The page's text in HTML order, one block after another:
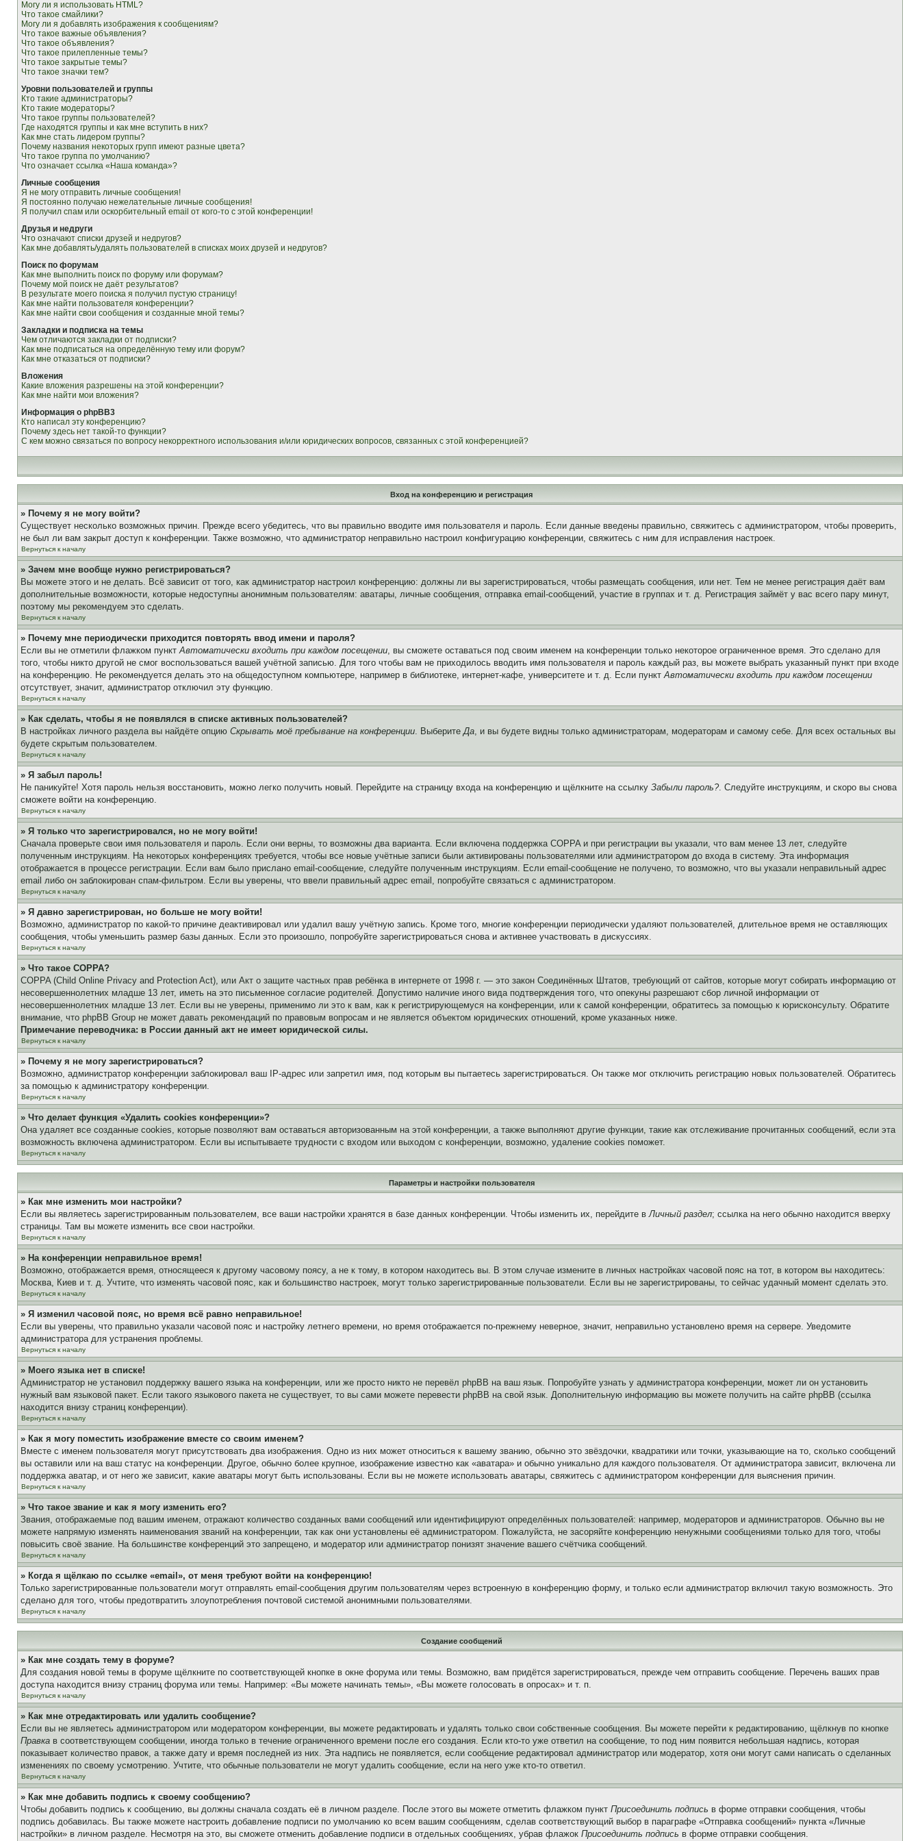
Могу ли я использовать HTML?
Что такое смайлики?
Могу ли я добавлять изображения к сообщениям?
Что такое важные объявления?
Что такое объявления?
Что такое прилепленные темы?
Что такое закрытые темы?
Что такое значки тем?
Уровни пользователей и группы
Кто такие администраторы?
Кто такие модераторы?
Что такое группы пользователей?
Где находятся группы и как мне вступить в них?
Как мне стать лидером группы?
Почему названия некоторых групп имеют разные цвета?
Что такое группа по умолчанию?
Что означает ссылка «Наша команда»?
Личные сообщения
Я не могу отправить личные сообщения!
Я постоянно получаю нежелательные личные сообщения!
Я получил спам или оскорбительный email от кого-то с этой конференции!
Друзья и недруги
Что означают списки друзей и недругов?
Как мне добавлять/удалять пользователей в списках моих друзей и недругов?
Поиск по форумам
Как мне выполнить поиск по форуму или форумам?
Почему мой поиск не даёт результатов?
В результате моего поиска я получил пустую страницу!
Как мне найти пользователя конференции?
Как мне найти свои сообщения и созданные мной темы?
Закладки и подписка на темы
Чем отличаются закладки от подписки?
Как мне подписаться на определённую тему или форум?
Как мне отказаться от подписки?
Вложения
Какие вложения разрешены на этой конференции?
Как мне найти мои вложения?
Информация о phpBB3
Кто написал эту конференцию?
Почему здесь нет такой-то функции?
С кем можно связаться по вопросу некорректного использования и/или юридических вопросов, связанных с этой конференцией?
Вход на конференцию и регистрация
» Почему я не могу войти?
Существует несколько возможных причин. Прежде всего убедитесь, что вы правильно вводите имя пользователя и пароль. Если данные введены правильно, свяжитесь с администратором, чтобы проверить,
не был ли вам закрыт доступ к конференции. Также возможно, что администратор неправильно настроил конфигурацию конференции, свяжитесь с ним для исправления настроек.
Вернуться к началу
» Зачем мне вообще нужно регистрироваться?
Вы можете этого и не делать. Всё зависит от того, как администратор настроил конференцию: должны ли вы зарегистрироваться, чтобы размещать сообщения, или нет. Тем не менее регистрация даёт вам
дополнительные возможности, которые недоступны анонимным пользователям: аватары, личные сообщения, отправка email-сообщений, участие в группах и т. д. Регистрация займёт у вас всего пару минут,
поэтому мы рекомендуем это сделать.
Вернуться к началу
» Почему мне периодически приходится повторять ввод имени и пароля?
Если вы не отметили флажком пунктАвтоматически входить при каждом посещении, вы сможете оставаться под своим именем на конференции только некоторое ограниченное время. Это сделано для
того, чтобы никто другой не смог воспользоваться вашей учётной записью. Для того чтобы вам не приходилось вводить имя пользователя и пароль каждый раз, вы можете выбрать указанный пункт при входе
на конференцию. Не рекомендуется делать это на общедоступном компьютере, например в библиотеке, интернет-кафе, университете и т. д. Если пунктАвтоматически входить при каждом посещении
отсутствует, значит, администратор отключил эту функцию.
Вернуться к началу
» Как сделать, чтобы я не появлялся в списке активных пользователей?
В настройках личного раздела вы найдёте опцию Скрывать моё пребывание на конференции. ВыберитеДа, и вы будете видны только администраторам, модераторам и самому себе. Для всех остальных вы
будете скрытым пользователем.
Вернуться к началу
» Я забыл пароль!
Не паникуйте! Хотя пароль нельзя восстановить, можно легко получить новый. Перейдите на страницу входа на конференцию и щёлкните на ссылку Забыли пароль?. Следуйте инструкциям, и скоро вы снова
сможете войти на конференцию.
Вернуться к началу
» Я только что зарегистрировался, но не могу войти!
Сначала проверьте свои имя пользователя и пароль. Если они верны, то возможны два варианта. Если включена поддержка COPPA и при регистрации вы указали, что вам менее 13 лет, следуйте
полученным инструкциям. На некоторых конференциях требуется, чтобы все новые учётные записи были активированы пользователями или администратором до входа в систему. Эта информация
отображается в процессе регистрации. Если вам было прислано email-сообщение, следуйте полученным инструкциям. Если email-сообщение не получено, то возможно, что вы указали неправильный адрес
email либо он заблокирован спам-фильтром. Если вы уверены, что ввели правильный адрес email, попробуйте связаться с администратором.
Вернуться к началу
» Я давно зарегистрирован, но больше не могу войти!
Возможно, администратор по какой-то причине деактивировал или удалил вашу учётную запись. Кроме того, многие конференции периодически удаляют пользователей, длительное время не оставляющих
сообщения, чтобы уменьшить размер базы данных. Если это произошло, попробуйте зарегистрироваться снова и активнее участвовать в дискуссиях.
Вернуться к началу
» Что такое COPPA?
COPPA (Child Online Privacy and Protection Act), или Акт о защите частных прав ребёнка в интернете от 1998 г. — это закон Соединённых Штатов, требующий от сайтов, которые могут собирать информацию от
несовершеннолетних младше 13 лет, иметь на это письменное согласие родителей. Допустимо наличие иного вида подтверждения того, что опекуны разрешают сбор личной информации от
несовершеннолетних младше 13 лет. Если вы не уверены, применимо ли это к вам, как к регистрирующемуся на конференции, или к самой конференции, обратитесь за помощью к юрисконсульту. Обратите
внимание, что phpBB Group не может давать рекомендаций по правовым вопросам и не является объектом юридических отношений, кроме указанных ниже.
Примечание переводчика: в России данный акт не имеет юридической силы.
Вернуться к началу
» Почему я не могу зарегистрироваться?
Возможно, администратор конференции заблокировал ваш IP-адрес или запретил имя, под которым вы пытаетесь зарегистрироваться. Он также мог отключить регистрацию новых пользователей. Обратитесь
за помощью к администратору конференции.
Вернуться к началу
» Что делает функция «Удалить cookies конференции»?
Она удаляет все созданные cookies, которые позволяют вам оставаться авторизованным на этой конференции, а также выполняют другие функции, такие как отслеживание прочитанных сообщений, если эта
возможность включена администратором. Если вы испытываете трудности с входом или выходом с конференции, возможно, удаление cookies поможет.
Вернуться к началу
Параметры и настройки пользователя
» Как мне изменить мои настройки?
Если вы являетесь зарегистрированным пользователем, все ваши настройки хранятся в базе данных конференции. Чтобы изменить их, перейдите вЛичный раздел; ссылка на него обычно находится вверху
страницы. Там вы можете изменить все свои настройки.
Вернуться к началу
» На конференции неправильное время!
Возможно, отображается время, относящееся к другому часовому поясу, а не к тому, в котором находитесь вы. В этом случае измените в личных настройках часовой пояс на тот, в котором вы находитесь:
Москва, Киев и т. д. Учтите, что изменять часовой пояс, как и большинство настроек, могут только зарегистрированные пользователи. Если вы не зарегистрированы, то сейчас удачный момент сделать это.
Вернуться к началу
» Я изменил часовой пояс, но время всё равно неправильное!
Если вы уверены, что правильно указали часовой пояс и настройку летнего времени, но время отображается по-прежнему неверное, значит, неправильно установлено время на сервере. Уведомите
администратора для устранения проблемы.
Вернуться к началу
» Моего языка нет в списке!
Администратор не установил поддержку вашего языка на конференции, или же просто никто не перевёл phpBB на ваш язык. Попробуйте узнать у администратора конференции, может ли он установить
нужный вам языковой пакет. Если такого языкового пакета не существует, то вы сами можете перевести phpBB на свой язык. Дополнительную информацию вы можете получить на сайте phpBB (ссылка
находится внизу страниц конференции).
Вернуться к началу
» Как я могу поместить изображение вместе со своим именем?
Вместе с именем пользователя могут присутствовать два изображения. Одно из них может относиться к вашему званию, обычно это звёздочки, квадратики или точки, указывающие на то, сколько сообщений
вы оставили или на ваш статус на конференции. Другое, обычно более крупное, изображение известно как «аватара» и обычно уникально для каждого пользователя. От администратора зависит, включена ли
поддержка аватар, и от него же зависит, какие аватары могут быть использованы. Если вы не можете использовать аватары, свяжитесь с администратором конференции для выяснения причин.
Вернуться к началу
» Что такое звание и как я могу изменить его?
Звания, отображаемые под вашим именем, отражают количество созданных вами сообщений или идентифицируют определённых пользователей: например, модераторов и администраторов. Обычно вы не
можете напрямую изменять наименования званий на конференции, так как они установлены её администратором. Пожалуйста, не засоряйте конференцию ненужными сообщениями только для того, чтобы
повысить своё звание. На большинстве конференций это запрещено, и модератор или администратор понизят значение вашего счётчика сообщений.
Вернуться к началу
» Когда я щёлкаю по ссылке «email», от меня требуют войти на конференцию!
Только зарегистрированные пользователи могут отправлять email-сообщения другим пользователям через встроенную в конференцию форму, и только если администратор включил такую возможность. Это
сделано для того, чтобы предотвратить злоупотребления почтовой системой анонимными пользователями.
Вернуться к началу
Создание сообщений
» Как мне создать тему в форуме?
Для создания новой темы в форуме щёлкните по соответствующей кнопке в окне форума или темы. Возможно, вам придётся зарегистрироваться, прежде чем отправить сообщение. Перечень ваших прав
доступа находится внизу страниц форума или темы. Например: «Вы можете начинать темы», «Вы можете голосовать в опросах» и т. п.
Вернуться к началу
» Как мне отредактировать или удалить сообщение?
Если вы не являетесь администратором или модератором конференции, вы можете редактировать и удалять только свои собственные сообщения. Вы можете перейти к редактированию, щёлкнув по кнопке
Правка в соответствующем сообщении, иногда только в течение ограниченного времени после его создания. Если кто-то уже ответил на сообщение, то под ним появится небольшая надпись, которая
показывает количество правок, а также дату и время последней из них. Эта надпись не появляется, если сообщение редактировал администратор или модератор, хотя они могут сами написать о сделанных
изменениях по своему усмотрению. Учтите, что обычные пользователи не могут удалить сообщение, если на него уже кто-то ответил.
Вернуться к началу
» Как мне добавить подпись к своему сообщению?
Чтобы добавить подпись к сообщению, вы должны сначала создать её в личном разделе. После этого вы можете отметить флажком пункт Присоединить подпись в форме отправки сообщения, чтобы
подпись добавилась. Вы также можете настроить добавление подписи по умолчанию ко всем вашим сообщениям, сделав соответствующий выбор в параграфе «Отправка сообщений» пункта «Личные
настройки» в личном разделе. Несмотря на это, вы сможете отменить добавление подписи в отдельных сообщениях, убрав флажок Присоединить подпись в форме отправки сообщения.